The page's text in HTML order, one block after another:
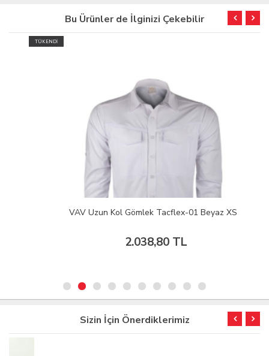
Bu Ürünler de İlginizi Çekebilir
TÜKENDİ
VAV Uzun Kol Gömlek Tacflex-01 Beyaz XS
2.038,80 TL
Sizin İçin Önerdiklerimiz